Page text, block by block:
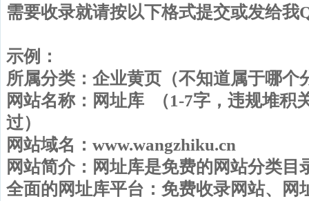
需要收录就请按以下格式提交或发给我
示例：
所属分类：企业黄页（不知道属于哪
网站名称：网址库 （1-7字，违规堆积
过）
网站域名：www.wangzhiku.cn
网站简介：网址库是免费的网站分类目
全面的网址库平台：免费收录网站、网